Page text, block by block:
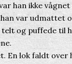
han ikke
var udmattet
og puffede til
En lok faldt over